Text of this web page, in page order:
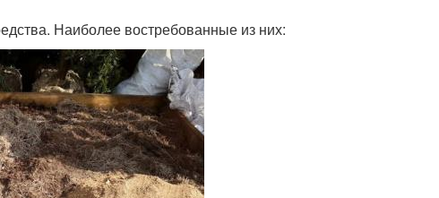
Наиболее востребованные из них: